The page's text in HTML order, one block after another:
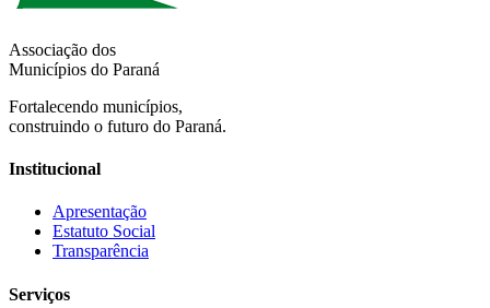
Associação dos
Municípios do Paraná
Fortalecendo municípios,
construindo o futuro do Paraná.
Institucional
Apresentação
Estatuto Social
Transparência
Serviços